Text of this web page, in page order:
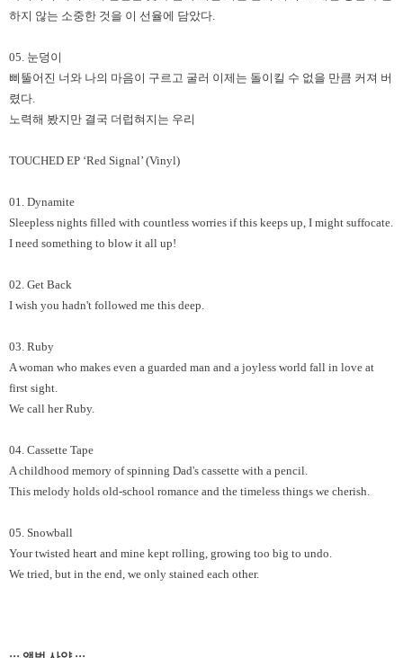
하지 않는 소중한 것을 이 선율에 담았다.
05. 눈덩이
삐뚤어진 너와 나의 마음이 구르고 굴러 이제는 돌이킬 수 없을 만큼 커져 버
렸다.
노력해 봤지만 결국 더럽혀지는 우리
TOUCHED EP ‘Red Signal’ (Vinyl)
01. Dynamite
Sleepless nights filled with countless worries if this keeps up, I might suffocate.
I need something to blow it all up!
02. Get Back
I wish you hadn't followed me this deep.
03. Ruby
A woman who makes even a guarded man and a joyless world fall in love at
first sight.
We call her Ruby.
04. Cassette Tape
A childhood memory of spinning Dad's cassette with a pencil.
This melody holds old-school romance and the timeless things we cherish.
05. Snowball
Your twisted heart and mine kept rolling, growing too big to undo.
We tried, but in the end, we only stained each other.